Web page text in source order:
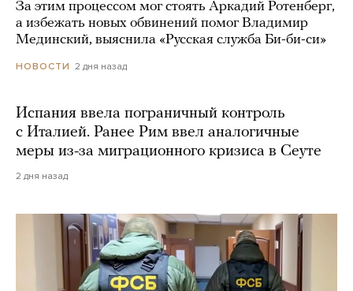
За этим процессом мог стоять Аркадий Ротенберг,
а избежать новых обвинений помог Владимир
Мединский, выяснила «Русская служба Би-би-си»
НОВОСТИ 2 дня назад
Испания ввела пограничный контроль
с Италией. Ранее Рим ввел аналогичные
меры из-за миграционного кризиса в Сеуте
2 дня назад